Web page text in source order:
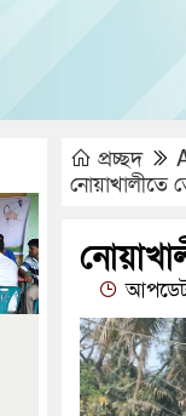
প্রচ্ছদ
নোয়াখালীতে